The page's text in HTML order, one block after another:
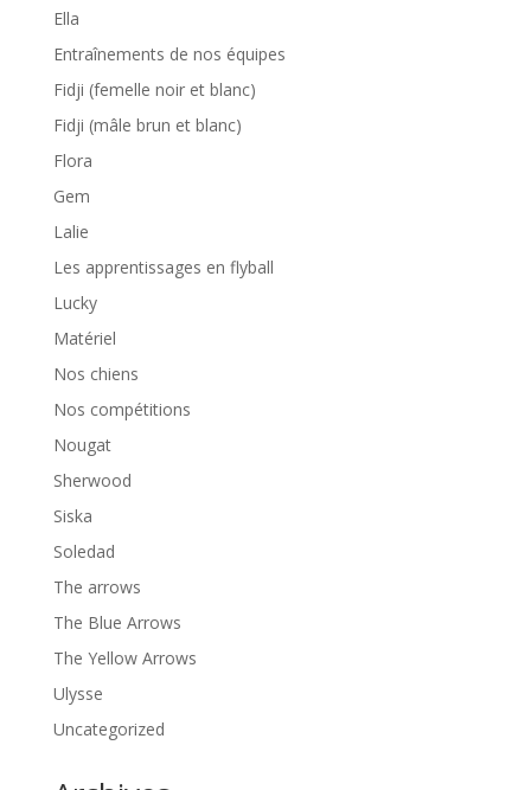
Ella
Entraînements de nos équipes
Fidji (femelle noir et blanc)
Fidji (mâle brun et blanc)
Flora
Gem
Lalie
Les apprentissages en flyball
Lucky
Matériel
Nos chiens
Nos compétitions
Nougat
Sherwood
Siska
Soledad
The arrows
The Blue Arrows
The Yellow Arrows
Ulysse
Uncategorized